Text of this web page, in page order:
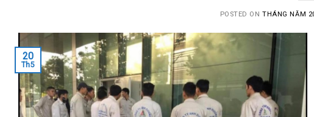
POSTED ONTHÁNG NĂM
20
Th5